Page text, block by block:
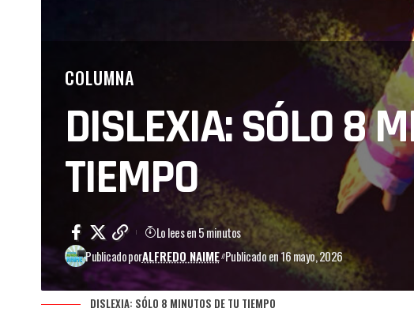
COLUMNA
DISLEXIA: SÓLO 8
TIEMPO
Publicado porALFREDO NAIME Publicado en 16 mayo, 2026
Lo lees en 5 minutos
DISLEXIA: SÓLO 8 MINUTOS DE TU TIEMPO